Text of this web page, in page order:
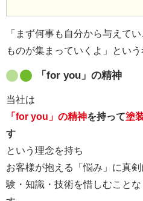
「まず何事も自分から与えて
ものが集まっていくよ」という
「for you」の精神
当社は
「for you」の精神を持って塗
す
という理念を持ち
お客様が抱える「悩み」に真
験・知識・技術を惜しむこと